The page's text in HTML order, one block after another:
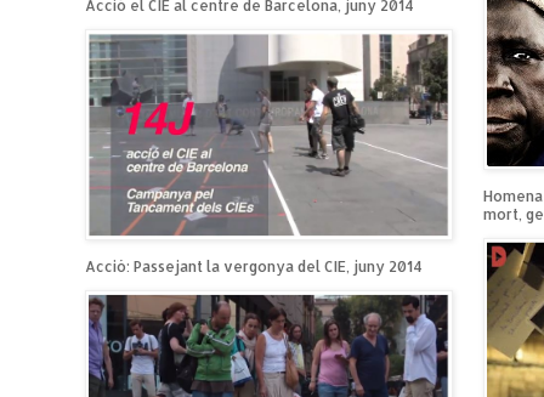
Acció el CIE al centre de Barcelona, juny 2014
Acció: Passejant la vergonya del CIE, juny 2014
mort,